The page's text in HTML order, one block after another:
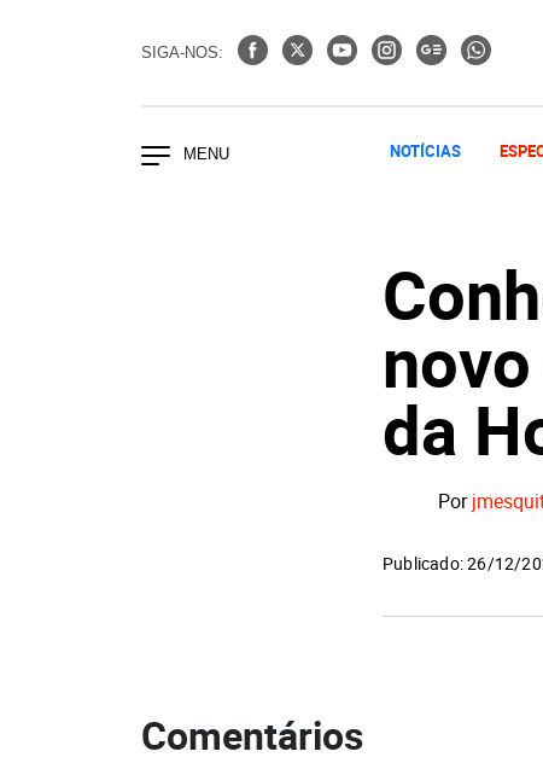
SIGA-NOS:
NOTÍCIAS
da
Por
Publicado: 26/12/
Comentários